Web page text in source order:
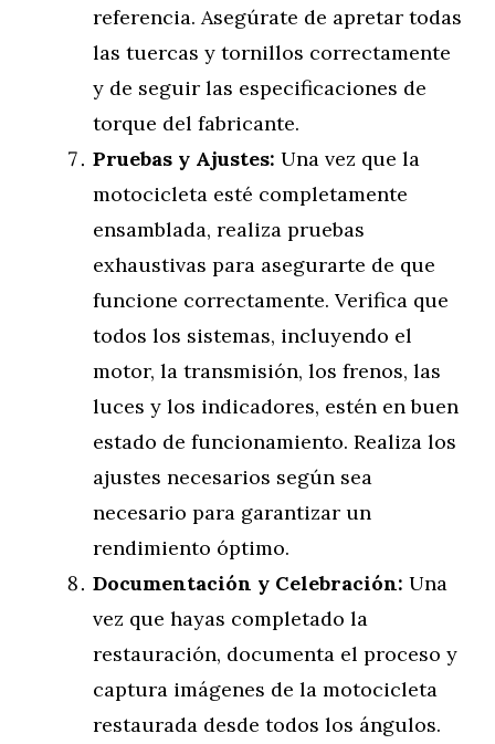
referencia. Asegúrate de apretar todas
las tuercas y tornillos correctamente
y de seguir las especificaciones de
torque del fabricante.
Pruebas y Ajustes: Una vez que la
motocicleta esté completamente
ensamblada, realiza pruebas
exhaustivas para asegurarte de que
funcione correctamente. Verifica que
todos los sistemas, incluyendo el
motor, la transmisión, los frenos, las
luces y los indicadores, estén en buen
estado de funcionamiento. Realiza los
ajustes necesarios según sea
necesario para garantizar un
rendimiento óptimo.
Documentación y Celebración: Una
vez que hayas completado la
restauración, documenta el proceso y
captura imágenes de la motocicleta
restaurada desde todos los ángulos.